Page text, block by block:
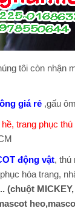
tôi còn nhận
giá rẻ,gấu
hề, trang phục
động vật, thú
hóa trang,
(chuột